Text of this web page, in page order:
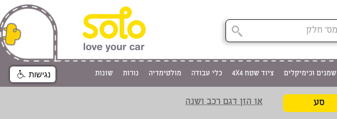
שמנים וכימיקלים ציוד שטח 4X4 כלי עבודה מולטימדיה נורות שונות
סע או הזן דגם רכב ושנה
נגישות